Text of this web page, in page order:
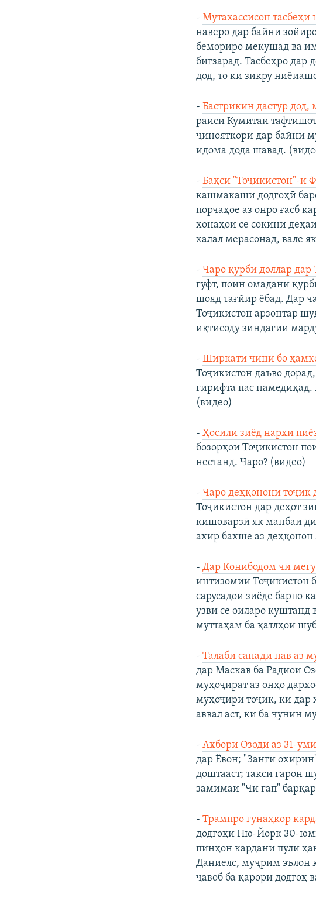
-Мутахассисон тасбеҳи
наверо дар байни
бемориро мекушад ва
бигзарад. Тасбеҳро дар
дод, то ки зикру
-Бастрикин дастур дод,
раиси Кумитаи
ҷинояткорӣ дар байни
идома дода шавад.
-Баҳси "Тоҷикистон"-и
кашмакаши додгоҳӣ
порчаҳое аз онро ғасб
хонаҳои се сокини
халал мерасонад, вале
-Чаро қурби доллар дар
гуфт, поин омадани
шояд тағйир ёбад. Дар
Тоҷикистон арзонтар
иқтисоду зиндагии
-Ширкати чинӣ бо
Тоҷикистон даъво
гирифта пас
(видео)
-Ҳосили зиёд нархи
бозорҳои Тоҷикистон
нестанд. Чаро? (видео)
-Чаро деҳқонони
Тоҷикистон дар деҳот
кишоварзӣ як манбаи
ахир бахше аз
-Дар Конибодом чӣ
интизомии Тоҷикистон
сарусадои зиёде барпо
узви се оиларо куштанд
муттаҳам ба қатлҳои
-Талаби санади нав аз
дар Маскав ба Радиои
муҳоҷират аз онҳо
муҳоҷири тоҷик, ки дар
аввал аст, ки ба чунин
-Ахбори Озодӣ аз 31-
дар Ёвон; "Занги
доштааст; такси гарон
замимаи "Чӣ гап"
-Трампро гунаҳкор
додгоҳи Ню-Йорк 30-
пинҳон кардани пули
Даниелс, муҷрим эълон
ҷавоб ба қарори додгоҳ